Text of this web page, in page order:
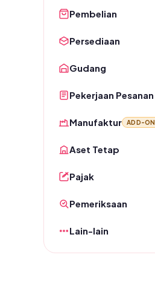
Pembelian
Persediaan
Gudang
Pekerjaan Pesanan
Manufaktur ADD-ON
Aset Tetap
Pajak
Pemeriksaan
Lain-lain